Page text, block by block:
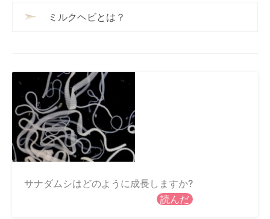
ミルクヘビとは？
サナダムシはどのように成長しますか?
読んだ